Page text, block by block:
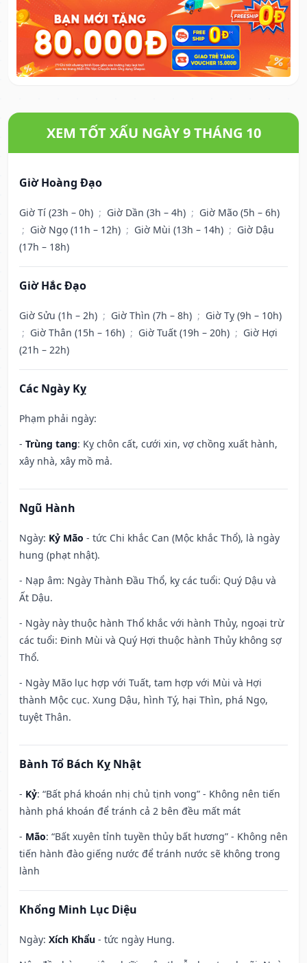
XEM TỐT XẤU NGÀY 9 THÁNG 10
Giờ Hoàng Đạo
Giờ Tí (23h – 0h) ; Giờ Dần (3h – 4h) ; Giờ Mão (5h – 6h)
; Giờ Ngọ (11h – 12h) ; Giờ Mùi (13h – 14h) ; Giờ Dậu
(17h – 18h)
Giờ Hắc Đạo
Giờ Sửu (1h – 2h) ; Giờ Thìn (7h – 8h) ; Giờ Tỵ (9h – 10h)
; Giờ Thân (15h – 16h) ; Giờ Tuất (19h – 20h) ; Giờ Hợi
(21h – 22h)
Các Ngày Kỵ
Phạm phải ngày:
- Trùng tang: Kỵ chôn cất, cưới xin, vợ chồng xuất hành,
xây nhà, xây mồ mả.
Ngũ Hành
Ngày: Kỷ Mão - tức Chi khắc Can (Mộc khắc Thổ), là ngày
hung (phạt nhật).
- Nạp âm: Ngày Thành Đầu Thổ, kỵ các tuổi: Quý Dậu và
Ất Dậu.
- Ngày này thuộc hành Thổ khắc với hành Thủy, ngoại trừ
các tuổi: Đinh Mùi và Quý Hợi thuộc hành Thủy không sợ
Thổ.
- Ngày Mão lục hợp với Tuất, tam hợp với Mùi và Hợi
thành Mộc cục. Xung Dậu, hình Tý, hại Thìn, phá Ngọ,
tuyệt Thân.
Bành Tổ Bách Kỵ Nhật
- Kỷ: “Bất phá khoán nhị chủ tịnh vong” - Không nên tiến
hành phá khoán để tránh cả 2 bên đều mất mát
- Mão: “Bất xuyên tỉnh tuyền thủy bất hương” - Không nên
tiến hành đào giếng nước để tránh nước sẽ không trong
lành
Khổng Minh Lục Diệu
Ngày: Xích Khẩu - tức ngày Hung.